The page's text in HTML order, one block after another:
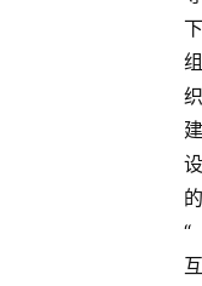
下
组
织
建
设
的
“
互